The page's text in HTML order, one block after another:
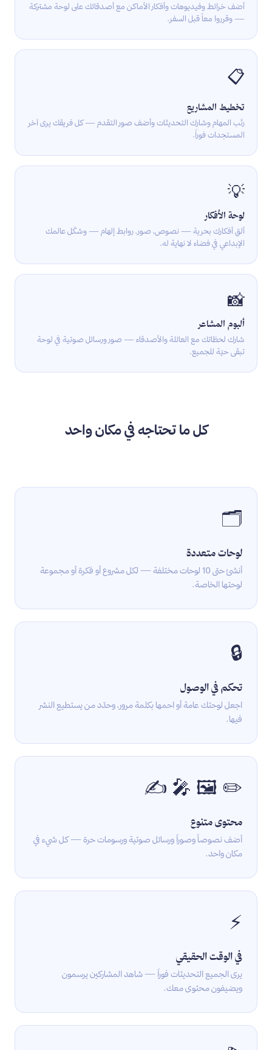
أضف خرائط وفيديوهات وأفكار الأماكن مع أصدقائك على لوحة مشتركة
— وقرروا معاً قبل السفر.
📋
تخطيط المشاريع
رتّب المهام وشارك التحديثات وأضف صور التقدم — كل فريقك يرى آخر
المستجدات فوراً.
💡
لوحة الأفكار
ألقِ أفكارك بحرية — نصوص، صور، روابط إلهام — وشكّل عالمك
الإبداعي في فضاء لا نهاية له.
📸
ألبوم المشاعر
شارك لحظاتك مع العائلة والأصدقاء — صور ورسائل صوتية في لوحة
تبقى حيّة للجميع.
كل ما تحتاجه في مكان واحد
🗂
لوحات متعددة
أنشئ حتى 10 لوحات مختلفة — لكل مشروع أو فكرة أو مجموعة
لوحتها الخاصة.
🔒
تحكم في الوصول
اجعل لوحتك عامة أو احمها بكلمة مرور، وحدّد من يستطيع النشر
فيها.
✏ 🖼 🎤 ✍
محتوى متنوع
أضف نصوصاً وصوراً ورسائل صوتية ورسومات حرة — كل شيء في
مكان واحد.
⚡
في الوقت الحقيقي
يرى الجميع التحديثات فوراً — شاهد المشاركين يرسمون
ويضيفون محتوى معك.